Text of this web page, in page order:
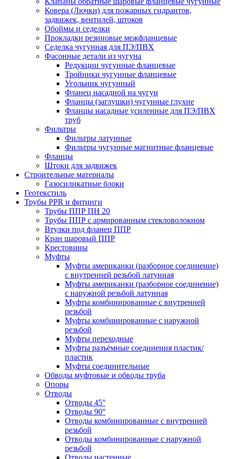
Ковера (Лючки) для пожарных гидрантов,
задвижек, вентилей, штоков
Обоймы и седелки
Прокладки резиновые межфланцевые
Седелка чугунная для ПЭ/ПВХ
Фасонные детали из чугуна
Редукции чугунные фланцевые
Тройники чугунные фланцевые
Угольник чугунный
Фланец насадной на чугун
Фланцы (заглушки) чугунные глухие
Фланцы насадные усиленные для ПЭ/ПВХ
труб
Фильтры
Фильтры латунные
Фильтры чугунные магнитные фланцевые
Фланцы
Штоки для задвижек
Строительные материалы
Газосиликатные блоки
Геотекстиль
Трубы PPR и фитинги
Трубы ППР ПН 20
Трубы ППР с армированным стекловолокном
Втулки под фланец ППР
Кран шаровый ППР
Крестовины
Муфты
Муфты американки (разборное соединение)
с внутренней резьбой латунная
Муфты американки (разборное соединение)
с наружной резьбой латунная
Муфты комбинированные с внутренней
резьбой
Муфты комбинированные с наружной
резьбой
Муфты переходные
Муфты разъёмные соединения пластик/
пластик
Муфты соединительные
Обводы муфтовые и обводы труба
Опоры
Отводы
Отводы 45°
Отводы 90°
Отводы комбинированные с внутренней
резьбой
Отводы комбинированные с наружной
резьбой
Отводы настенные